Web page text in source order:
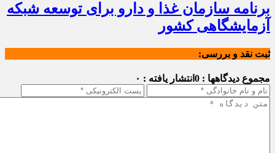
برنامه سازمان غذا و دارو برای توسعه شبکه
آزمایشگاهی کشور
ثبت نقد و بررسی:
مجموع دیدگاهها : 0 انتشار یافته : ۰